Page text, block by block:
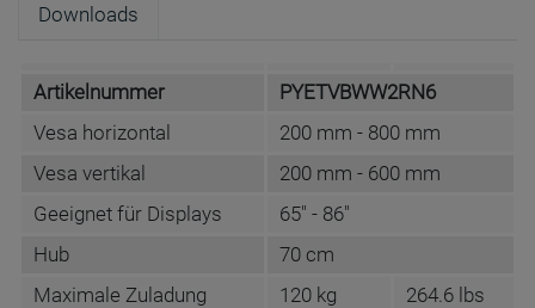
Downloads
Artikelnummer
PYETVBWW2RN6
Vesa horizontal
200 mm - 800 mm
Vesa vertikal
200 mm - 600 mm
Geeignet für Displays
65" - 86"
Hub
70 cm
Maximale Zuladung
120 kg
264.6 lbs